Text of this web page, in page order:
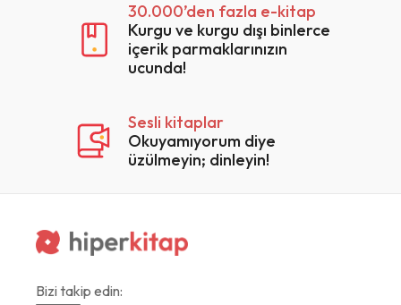
30.000’den fazla e-kitap
Kurgu ve kurgu dışı binlerce
içerik parmaklarınızın
ucunda!
Sesli kitaplar
Okuyamıyorum diye
üzülmeyin; dinleyin!
Bizi takip edin: